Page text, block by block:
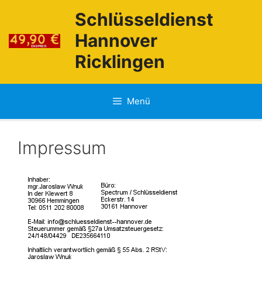
springen
Schlüsseldienst
Hannover
Ricklingen
Menü
Impressum